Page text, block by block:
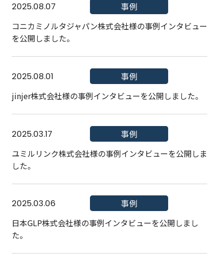
2025.08.07
事例
コニカミノルタジャパン株式会社様の事例インタビュー
を公開しました。
2025.08.01
事例
jinjer株式会社様の事例インタビューを公開しました。
2025.03.17
事例
ユミルリンク株式会社様の事例インタビューを公開しま
した。
2025.03.06
事例
日本GLP株式会社様の事例インタビューを公開しまし
た。